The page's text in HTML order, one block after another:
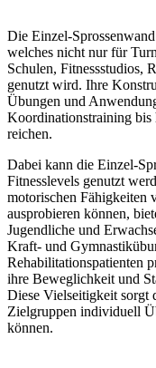
Die Einzel-
welches nicht nur für
Schulen, Fitnessstudios,
genutzt wird. Ihre
Übungen und
Koordinationstraining bis
reichen.
Dabei kann die Einzel-
Fitnesslevels genutzt
motorischen Fähigkeiten
ausprobieren können,
Jugendliche und
Kraft- und
Rehabilitationspatienten
ihre Beweglichkeit und
Diese Vielseitigkeit sorgt
Zielgruppen individuell
können.